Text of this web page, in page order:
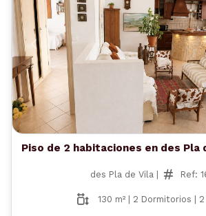
Anterior
Piso de 2 habitaciones en des Pla
des Pla de Vila | Ref:
130 m² | 2 Dormitorios |